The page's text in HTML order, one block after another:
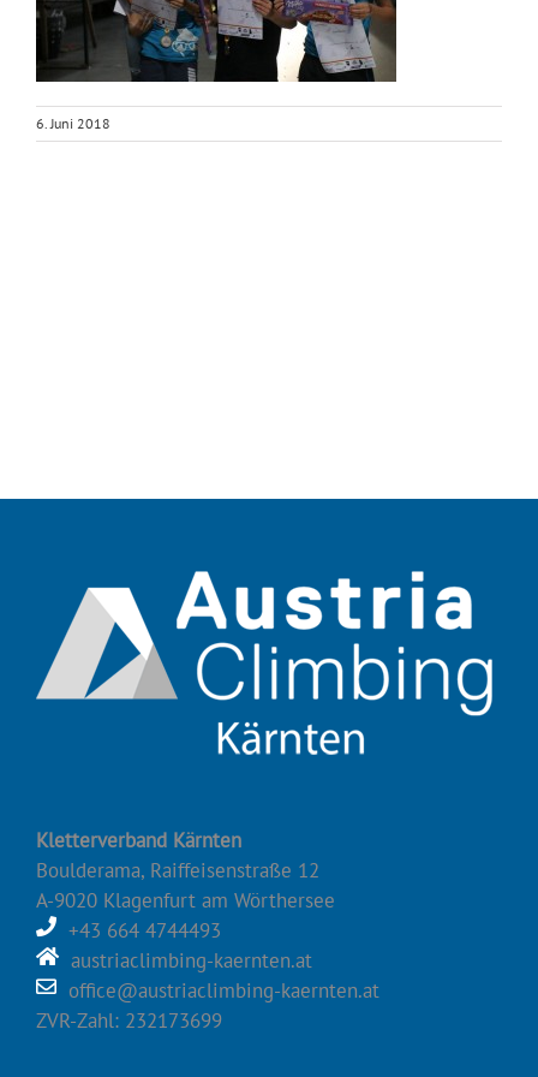
6. Juni 2018
Kletterverband Kärnten
Boulderama, Raiffeisenstraße 12
A-9020 Klagenfurt am Wörthersee
+43 664 4744493
austriaclimbing-kaernten.at
office@austriaclimbing-kaernten.at
ZVR-Zahl: 232173699